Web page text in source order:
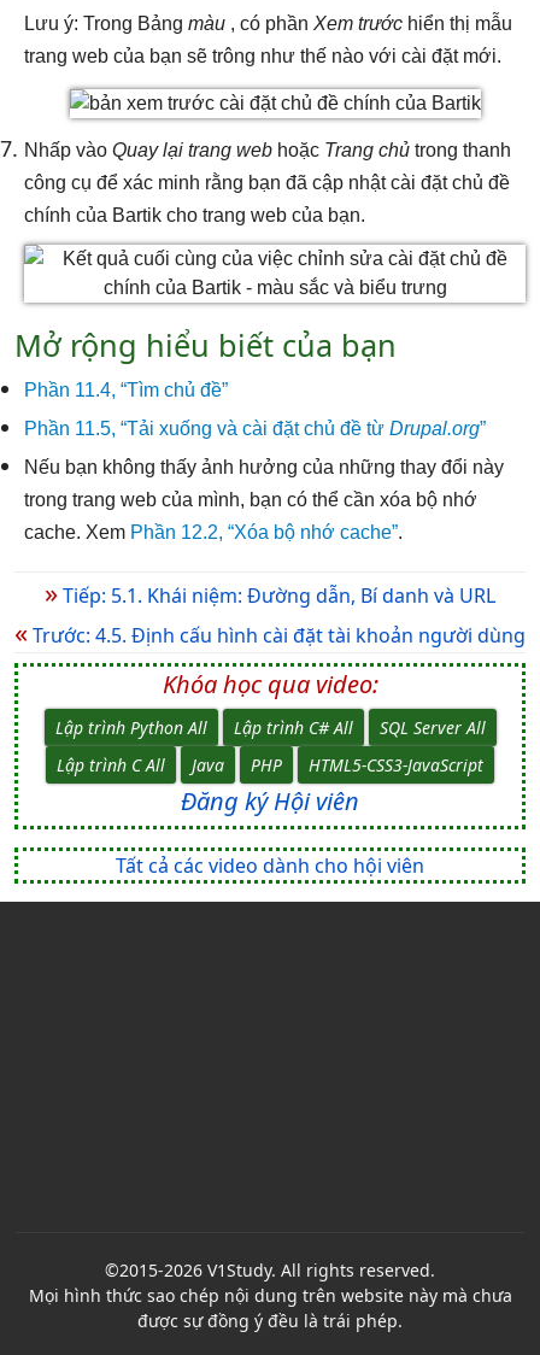
Lưu ý: Trong Bảngmàu , có phầnXem trước hiển thị mẫu
trang web của bạn sẽ trông như thế nào với cài đặt mới.
Nhấp vàoQuay lại trang web hoặc Trang chủ trong thanh
công cụ để xác minh rằng bạn đã cập nhật cài đặt chủ đề
chính của Bartik cho trang web của bạn.
Mở rộng hiểu biết của bạn
Phần 11.4, “Tìm chủ đề”
Phần 11.5, “Tải xuống và cài đặt chủ đề từDrupal.org”
Nếu bạn không thấy ảnh hưởng của những thay đổi này
trong trang web của mình, bạn có thể cần xóa bộ nhớ
cache. Xem Phần 12.2, “Xóa bộ nhớ cache”.
»Tiếp: 5.1. Khái niệm: Đường dẫn, Bí danh và URL
«Trước: 4.5. Định cấu hình cài đặt tài khoản người dùng
Khóa học qua video:
Lập trình Python All Lập trình C# All
SQL Server All
Lập trình C All
Java PHP HTML5-CSS3-JavaScript
Đăng ký Hội viên
Tất cả các video dành cho hội viên
©2015-2026 V1Study. All rights reserved.
Mọi hình thức sao chép nội dung trên website này mà chưa
được sự đồng ý đều là trái phép.